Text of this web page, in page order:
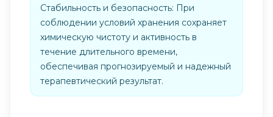
Стабильность и безопасность: При
соблюдении условий хранения сохраняет
химическую чистоту и активность в
течение длительного времени,
обеспечивая прогнозируемый и надежный
терапевтический результат.